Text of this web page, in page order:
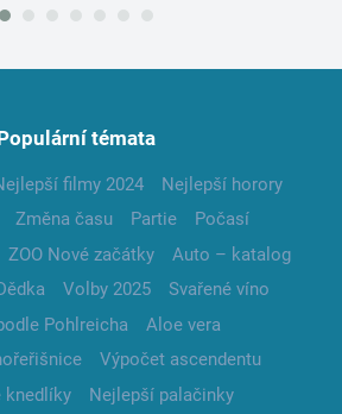
témata
filmy 2024
Nejlepší horory
Změna času Partie
Počasí
ZOO Nové začátky
Auto – katalog
Volby 2025
Svařené víno
Pohlreicha
Aloe vera
Výpočet ascendentu
knedlíky
Nejlepší palačinky